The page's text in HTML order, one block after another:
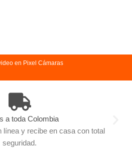
en Pixel Cámaras
a toda Colombia
línea y recibe en casa con total
seguridad.